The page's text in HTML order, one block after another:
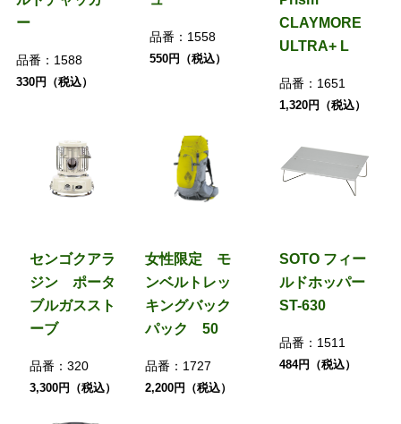
ー
品番： 1588
330円（税込）
品番： 1558
550円（税込）
CLAYMORE
ULTRA+ L
品番： 1651
1,320円（税込）
センゴクアラ
ジン ポータ
ブルガススト
ーブ
品番： 320
3,300円（税込）
女性限定 モ
ンベルトレッ
キングバック
パック 50
品番： 1727
2,200円（税込）
SOTO フィー
ルドホッパー
ST-630
品番： 1511
484円（税込）